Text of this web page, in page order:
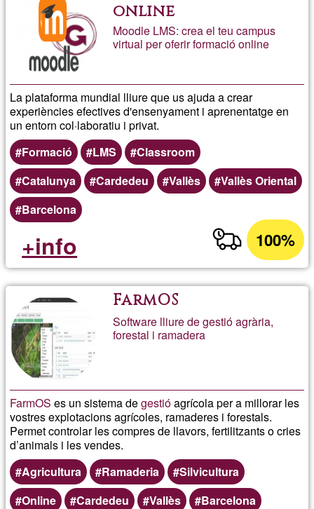
online
Moodle LMS: crea el teu campus
virtual per oferir formació online
La plataforma mundial lliure que us ajuda a crear
experiències efectives d'ensenyament i aprenentatge en
un entorn col·laboratiu i privat.
Formació
LMS
Classroom
Catalunya
Cardedeu Vallès
Vallès Oriental
Barcelona
100%
+info
FarmOS
Software lliure de gestió agrària,
forestal i ramadera
FarmOS es un sistema degestióagrícola per a millorar les
vostres explotacions agrícoles, ramaderes i forestals.
Permet controlar les compres de llavors, fertilitzants o cries
d’animals i les vendes.
Agricultura
Ramaderia
Silvicultura
Online
Cardedeu Vallès
Barcelona